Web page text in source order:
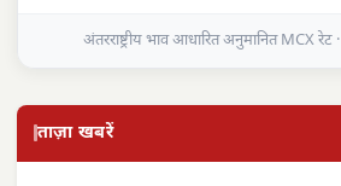
अंतरराष्ट्रीय भाव आधारित अनुमानित MCX रेट ·
ताज़ा खबरें